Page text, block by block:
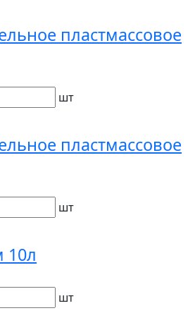
пластмассовое
шт
пластмассовое
шт
10л
шт